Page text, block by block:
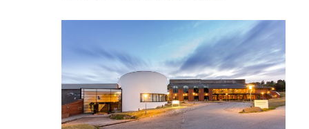
N
a
v
i